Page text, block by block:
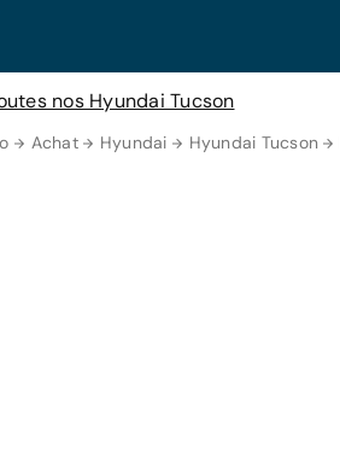
nos Hyundai Tucson
Achat Hyundai Hyundai Tucson